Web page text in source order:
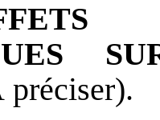
préciser).